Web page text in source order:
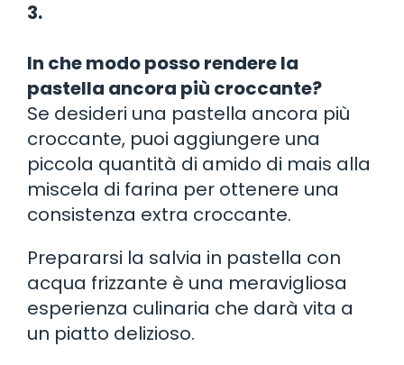
3.
In che modo posso rendere la
pastella ancora più croccante?
Se desideri una pastella ancora più
croccante, puoi aggiungere una
piccola quantità di amido di mais alla
miscela di farina per ottenere una
consistenza extra croccante.
Prepararsi la salvia in pastella con
acqua frizzante è una meravigliosa
esperienza culinaria che darà vita a
un piatto delizioso.